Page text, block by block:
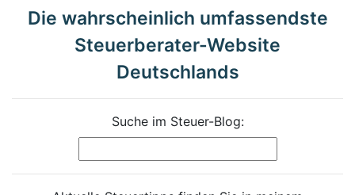
Die wahrscheinlich umfassendste
Steuerberater-Website
Deutschlands
Suche im Steuer-Blog: